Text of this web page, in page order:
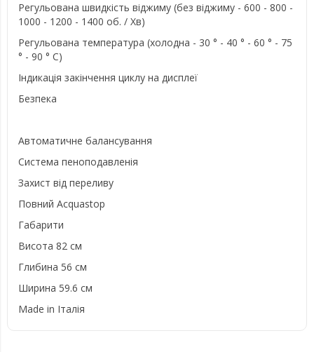
Регульована швидкість віджиму (без віджиму - 600 - 800 -
1000 - 1200 - 1400 об. / Хв)
Регульована температура (холодна - 30 ° - 40 ° - 60 ° - 75
° - 90 ° C)
Індикація закінчення циклу на дисплеї
Безпека
Автоматичне балансування
Система пеноподавленія
Захист від переливу
Повний Aсquastop
Габарити
Висота 82 см
Глибина 56 см
Ширина 59.6 см
Made in Італія